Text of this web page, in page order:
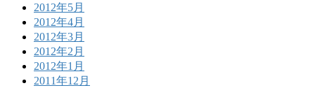
2012年5月
2012年4月
2012年3月
2012年2月
2012年1月
2011年12月